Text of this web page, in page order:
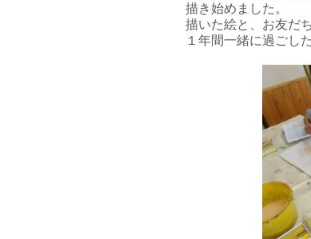
描き始めました。
描いた絵と、お友だ
１年間一緒に過ごし